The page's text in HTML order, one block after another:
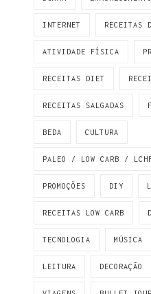
INTERNET RECEITAS
ATIVIDADE FÍSICA
RECEITAS DIET
RECEITAS SALGADAS
BEDA CULTURA
PALEO / LOW CARB /
PROMOÇÕES DIY
RECEITAS LOW CARB
TECNOLOGIA MÚSICA
LEITURA DECORAÇÃO